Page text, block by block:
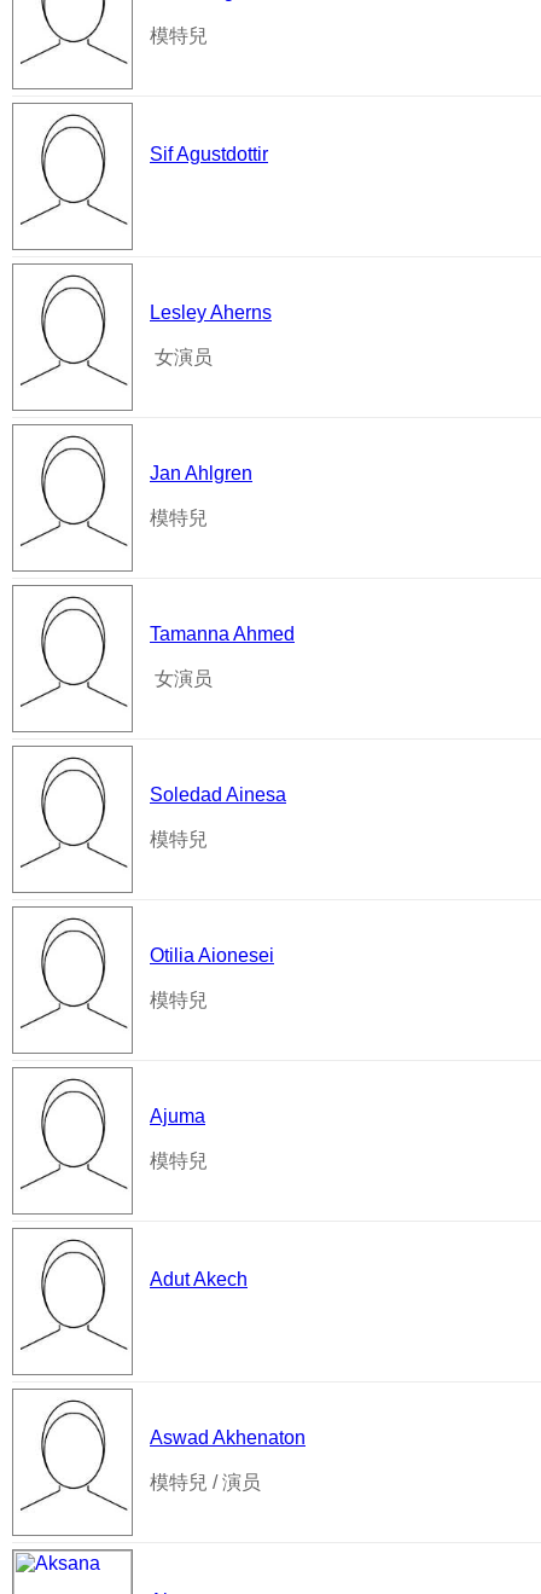
模特兒
Sif Agustdottir
Lesley Aherns
女演员
Jan Ahlgren
模特兒
Tamanna Ahmed
女演员
Soledad Ainesa
模特兒
Otilia Aionesei
模特兒
Ajuma
模特兒
Adut Akech
Aswad Akhenaton
模特兒 / 演员